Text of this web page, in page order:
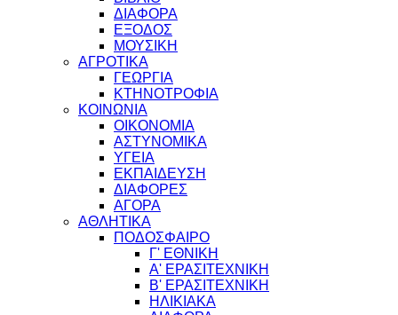
ΔΙΑΦΟΡΑ
ΕΞΟΔΟΣ
ΜΟΥΣΙΚΗ
ΑΓΡΟΤΙΚΑ
ΓΕΩΡΓΙΑ
ΚΤΗΝΟΤΡΟΦΙΑ
ΚΟΙΝΩΝΙΑ
ΟΙΚΟΝΟΜΙΑ
ΑΣΤΥΝΟΜΙΚΑ
ΥΓΕΙΑ
ΕΚΠΑΙΔΕΥΣΗ
ΔΙΑΦΟΡΕΣ
ΑΓΟΡΑ
ΑΘΛΗΤΙΚΑ
ΠΟΔΟΣΦΑΙΡΟ
Γ' ΕΘΝΙΚΗ
Α' ΕΡΑΣΙΤΕΧΝΙΚΗ
Β' ΕΡΑΣΙΤΕΧΝΙΚΗ
ΗΛΙΚΙΑΚΑ